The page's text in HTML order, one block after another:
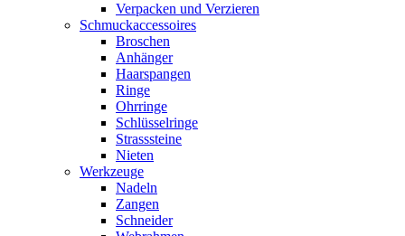
Verpacken und Verzieren
Schmuckaccessoires
Broschen
Anhänger
Haarspangen
Ringe
Ohrringe
Schlüsselringe
Strasssteine
Nieten
Werkzeuge
Nadeln
Zangen
Schneider